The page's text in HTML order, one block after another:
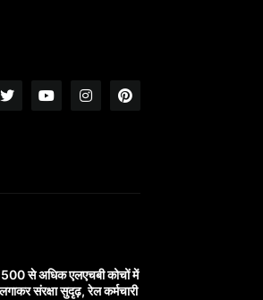
500 से अधिक एलएचबी कोचों में
संरक्षा सुदृढ़, रेल कर्मचारी